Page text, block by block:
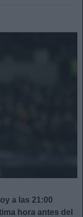
a las 21:00
hora antes del